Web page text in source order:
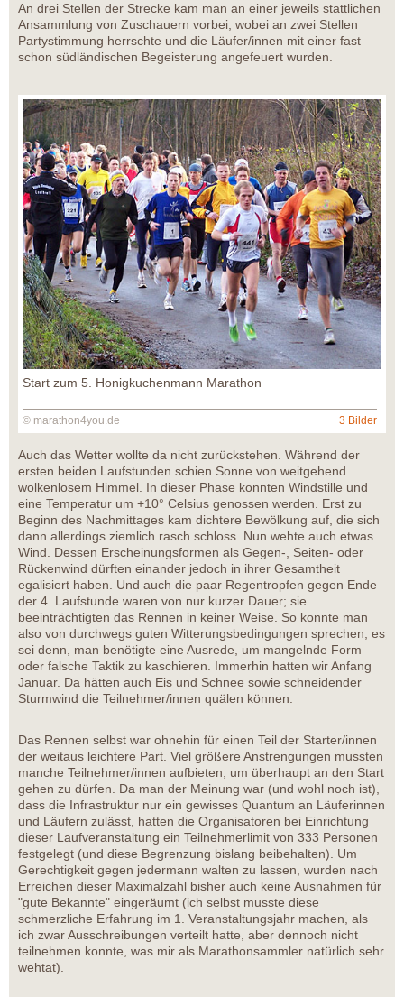
An drei Stellen der Strecke kam man an einer jeweils stattlichen
Ansammlung von Zuschauern vorbei, wobei an zwei Stellen
Partystimmung herrschte und die Läufer/innen mit einer fast
schon südländischen Begeisterung angefeuert wurden.
Start zum 5. Honigkuchenmann Marathon
© marathon4you.de 3 Bilder
Auch das Wetter wollte da nicht zurückstehen. Während der
ersten beiden Laufstunden schien Sonne von weitgehend
wolkenlosem Himmel. In dieser Phase konnten Windstille und
eine Temperatur um +10° Celsius genossen werden. Erst zu
Beginn des Nachmittages kam dichtere Bewölkung auf, die sich
dann allerdings ziemlich rasch schloss. Nun wehte auch etwas
Wind. Dessen Erscheinungsformen als Gegen-, Seiten- oder
Rückenwind dürften einander jedoch in ihrer Gesamtheit
egalisiert haben. Und auch die paar Regentropfen gegen Ende
der 4. Laufstunde waren von nur kurzer Dauer; sie
beeinträchtigten das Rennen in keiner Weise. So konnte man
also von durchwegs guten Witterungsbedingungen sprechen, es
sei denn, man benötigte eine Ausrede, um mangelnde Form
oder falsche Taktik zu kaschieren. Immerhin hatten wir Anfang
Januar. Da hätten auch Eis und Schnee sowie schneidender
Sturmwind die Teilnehmer/innen quälen können.
Das Rennen selbst war ohnehin für einen Teil der Starter/innen
der weitaus leichtere Part. Viel größere Anstrengungen mussten
manche Teilnehmer/innen aufbieten, um überhaupt an den Start
gehen zu dürfen. Da man der Meinung war (und wohl noch ist),
dass die Infrastruktur nur ein gewisses Quantum an Läuferinnen
und Läufern zulässt, hatten die Organisatoren bei Einrichtung
dieser Laufveranstaltung ein Teilnehmerlimit von 333 Personen
festgelegt (und diese Begrenzung bislang beibehalten). Um
Gerechtigkeit gegen jedermann walten zu lassen, wurden nach
Erreichen dieser Maximalzahl bisher auch keine Ausnahmen für
"gute Bekannte" eingeräumt (ich selbst musste diese
schmerzliche Erfahrung im 1. Veranstaltungsjahr machen, als
ich zwar Ausschreibungen verteilt hatte, aber dennoch nicht
teilnehmen konnte, was mir als Marathonsammler natürlich sehr
wehtat).